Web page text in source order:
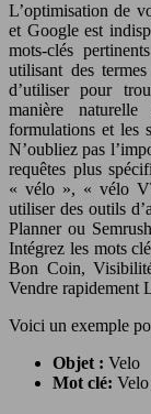
L’optimisation de
et Google est
mots-clés
utilisant des
d’utiliser pour
manière
formulations et les
N’oubliez pas
requêtes plus
« vélo », « vélo
utiliser des outils
Planner ou
Intégrez les mots
Bon Coin,
Vendre rapidement
Voici un exemple
Objet : Velo
Mot clé: